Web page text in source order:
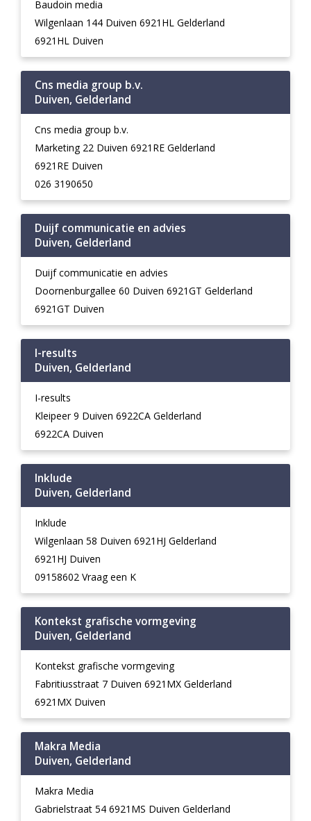
Baudoin media
Wilgenlaan 144 Duiven 6921HL Gelderland
6921HL Duiven
Cns media group b.v.
Duiven, Gelderland
Cns media group b.v.
Marketing 22 Duiven 6921RE Gelderland
6921RE Duiven
026 3190650
Duijf communicatie en advies
Duiven, Gelderland
Duijf communicatie en advies
Doornenburgallee 60 Duiven 6921GT Gelderland
6921GT Duiven
I-results
Duiven, Gelderland
I-results
Kleipeer 9 Duiven 6922CA Gelderland
6922CA Duiven
Inklude
Duiven, Gelderland
Inklude
Wilgenlaan 58 Duiven 6921HJ Gelderland
6921HJ Duiven
09158602 Vraag een K
Kontekst grafische vormgeving
Duiven, Gelderland
Kontekst grafische vormgeving
Fabritiusstraat 7 Duiven 6921MX Gelderland
6921MX Duiven
Makra Media
Duiven, Gelderland
Makra Media
Gabrielstraat 54 6921MS Duiven Gelderland